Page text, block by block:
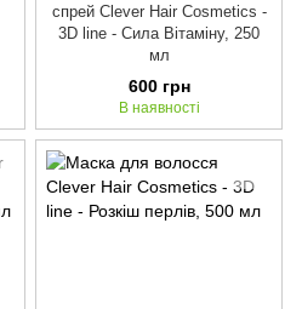
спрей Clever Hair Cosmetics -
3D line - Сила Вітаміну, 250
мл
600 грн
В наявності